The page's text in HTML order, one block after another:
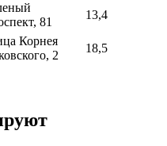
81
13,4
Корнея
2
18,5